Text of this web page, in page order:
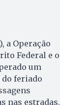
a Operação
Federal e o
um
feriado
nas estradas.